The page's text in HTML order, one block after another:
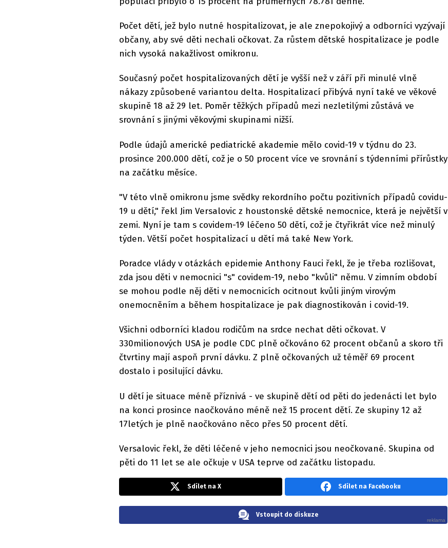
Počet dětí, jež bylo nutné hospitalizovat, je ale znepokojivý a odborníci vyzývají
občany, aby své děti nechali očkovat. Za růstem dětské hospitalizace je podle
nich vysoká nakažlivost omikronu.
Současný počet hospitalizovaných dětí je vyšší než v září při minulé vlně
nákazy způsobené variantou delta. Hospitalizací přibývá nyní také ve věkové
skupině 18 až 29 let. Poměr těžkých případů mezi nezletilými zůstává ve
srovnání s jinými věkovými skupinami nižší.
Podle údajů americké pediatrické akademie mělo covid-19 v týdnu do 23.
prosince 200.000 dětí, což je o 50 procent více ve srovnání s týdenními přírůstky
na začátku měsíce.
"V této vlně omikronu jsme svědky rekordního počtu pozitivních případů covidu-
19 u dětí," řekl Jim Versalovic z houstonské dětské nemocnice, která je největší v
zemi. Nyní je tam s covidem-19 léčeno 50 dětí, což je čtyřikrát více než minulý
týden. Větší počet hospitalizací u dětí má také New York.
Poradce vlády v otázkách epidemie Anthony Fauci řekl, že je třeba rozlišovat,
zda jsou děti v nemocnici "s" covidem-19, nebo "kvůli" němu. V zimním období
se mohou podle něj děti v nemocnicích ocitnout kvůli jiným virovým
onemocněním a během hospitalizace je pak diagnostikován i covid-19.
Všichni odborníci kladou rodičům na srdce nechat děti očkovat. V
330milionových USA je podle CDC plně očkováno 62 procent občanů a skoro tři
čtvrtiny mají aspoň první dávku. Z plně očkovaných už téměř 69 procent
dostalo i posilující dávku.
U dětí je situace méně příznivá - ve skupině dětí od pěti do jedenácti let bylo
na konci prosince naočkováno méně než 15 procent dětí. Ze skupiny 12 až
17letých je plně naočkováno něco přes 50 procent dětí.
Versalovic řekl, že děti léčené v jeho nemocnici jsou neočkované. Skupina od
pěti do 11 let se ale očkuje v USA teprve od začátku listopadu.
Sdílet na X Sdílet na Facebooku
Vstoupit do diskuze